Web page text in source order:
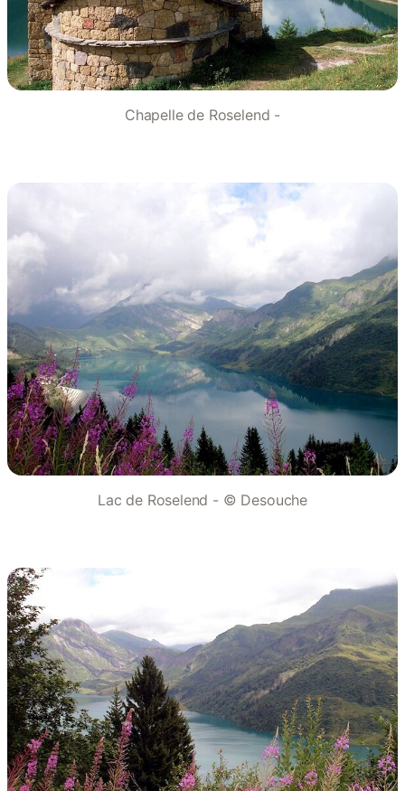
Chapelle de Roselend -
Lac de Roselend - © Desouche